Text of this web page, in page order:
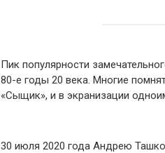
Пик популярности
80-е годы 20 века. Многие
«Сыщик», и в экранизации
30 июля 2020 года Андрею